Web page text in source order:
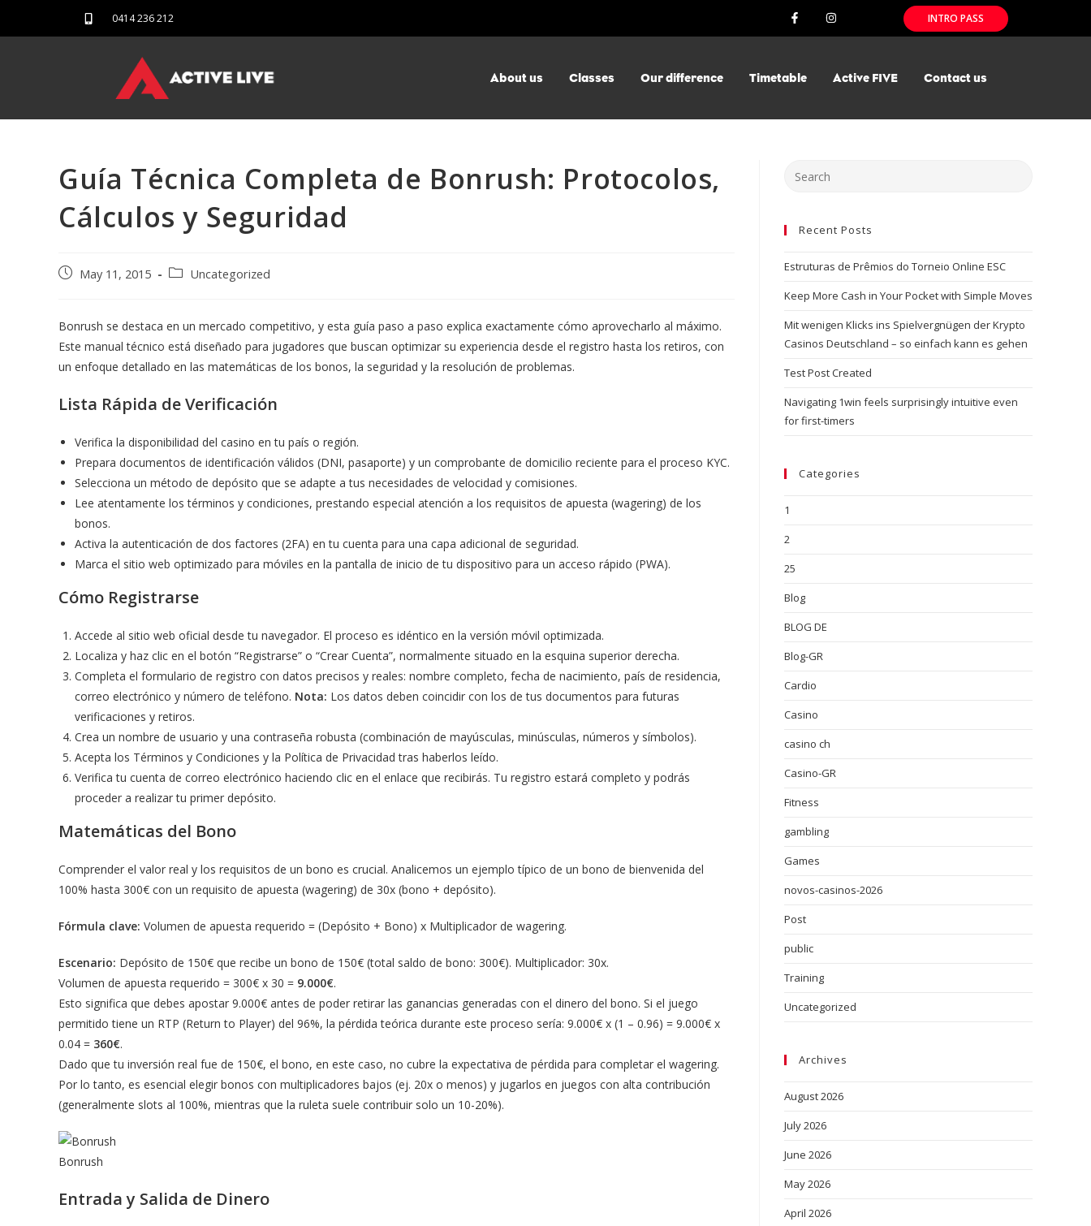
0414 236 212 INTRO PASS
About us Classes Our difference Timetable Active FIVE Contact us
Guía Técnica Completa de Bonrush: Protocolos,
Cálculos y Seguridad
May 11, 2015 Uncategorized
Bonrush se destaca en un mercado competitivo, y esta guía paso a paso explica exactamente cómo aprovecharlo al máximo.
Este manual técnico está diseñado para jugadores que buscan optimizar su experiencia desde el registro hasta los retiros, con
un enfoque detallado en las matemáticas de los bonos, la seguridad y la resolución de problemas.
Lista Rápida de Verificación
Verifica la disponibilidad del casino en tu país o región.
Prepara documentos de identificación válidos (DNI, pasaporte) y un comprobante de domicilio reciente para el proceso KYC.
Selecciona un método de depósito que se adapte a tus necesidades de velocidad y comisiones.
Lee atentamente los términos y condiciones, prestando especial atención a los requisitos de apuesta (wagering) de los
bonos.
Activa la autenticación de dos factores (2FA) en tu cuenta para una capa adicional de seguridad.
Marca el sitio web optimizado para móviles en la pantalla de inicio de tu dispositivo para un acceso rápido (PWA).
Cómo Registrarse
Accede al sitio web oficial desde tu navegador. El proceso es idéntico en la versión móvil optimizada.
Localiza y haz clic en el botón “Registrarse” o “Crear Cuenta”, normalmente situado en la esquina superior derecha.
Completa el formulario de registro con datos precisos y reales: nombre completo, fecha de nacimiento, país de residencia,
correo electrónico y número de teléfono. Nota: Los datos deben coincidir con los de tus documentos para futuras
verificaciones y retiros.
Crea un nombre de usuario y una contraseña robusta (combinación de mayúsculas, minúsculas, números y símbolos).
Acepta los Términos y Condiciones y la Política de Privacidad tras haberlos leído.
Verifica tu cuenta de correo electrónico haciendo clic en el enlace que recibirás. Tu registro estará completo y podrás
proceder a realizar tu primer depósito.
Matemáticas del Bono
Comprender el valor real y los requisitos de un bono es crucial. Analicemos un ejemplo típico de un bono de bienvenida del
100% hasta 300€ con un requisito de apuesta (wagering) de 30x (bono + depósito).
Fórmula clave: Volumen de apuesta requerido = (Depósito + Bono) x Multiplicador de wagering.
Escenario: Depósito de 150€ que recibe un bono de 150€ (total saldo de bono: 300€). Multiplicador: 30x.
Volumen de apuesta requerido = 300€ x 30 = 9.000€.
Esto significa que debes apostar 9.000€ antes de poder retirar las ganancias generadas con el dinero del bono. Si el juego
permitido tiene un RTP (Return to Player) del 96%, la pérdida teórica durante este proceso sería: 9.000€ x (1 – 0.96) = 9.000€ x
0.04 = 360€.
Dado que tu inversión real fue de 150€, el bono, en este caso, no cubre la expectativa de pérdida para completar el wagering.
Por lo tanto, es esencial elegir bonos con multiplicadores bajos (ej. 20x o menos) y jugarlos en juegos con alta contribución
(generalmente slots al 100%, mientras que la ruleta suele contribuir solo un 10-20%).
Bonrush
Entrada y Salida de Dinero
Recent Posts
Estruturas de Prêmios do Torneio Online ESC
Keep More Cash in Your Pocket with Simple Moves
Mit wenigen Klicks ins Spielvergnügen der Krypto
Casinos Deutschland – so einfach kann es gehen
Test Post Created
Navigating 1win feels surprisingly intuitive even
for first-timers
Categories
1
2
25
Blog
BLOG DE
Blog-GR
Cardio
Casino
casino ch
Casino-GR
Fitness
gambling
Games
novos-casinos-2026
Post
public
Training
Uncategorized
Archives
August 2026
July 2026
June 2026
May 2026
April 2026